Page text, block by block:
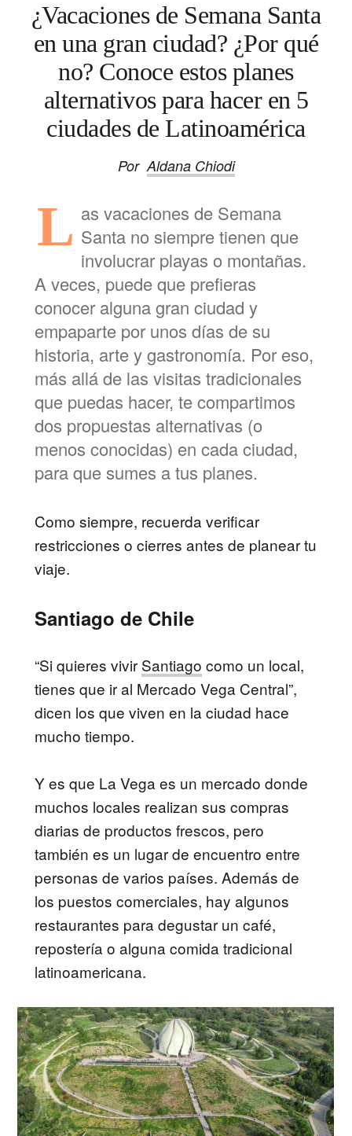
¿Vacaciones de Semana Santa
en una gran ciudad? ¿Por qué
no? Conoce estos planes
alternativos para hacer en 5
ciudades de Latinoamérica
PorAldana Chiodi
L as vacaciones de Semana
Santa no siempre tienen que
involucrar playas o montañas.
A veces, puede que prefieras
conocer alguna gran ciudad y
empaparte por unos días de su
historia, arte y gastronomía. Por eso,
más allá de las visitas tradicionales
que puedas hacer, te compartimos
dos propuestas alternativas (o
menos conocidas) en cada ciudad,
para que sumes a tus planes.
Como siempre, recuerda verificar
restricciones o cierres antes de planear tu
viaje.
Santiago de Chile
“Si quieres vivir Santiago como un local,
tienes que ir al Mercado Vega Central”,
dicen los que viven en la ciudad hace
mucho tiempo.
Y es que La Vega es un mercado donde
muchos locales realizan sus compras
diarias de productos frescos, pero
también es un lugar de encuentro entre
personas de varios países. Además de
los puestos comerciales, hay algunos
restaurantes para degustar un café,
repostería o alguna comida tradicional
latinoamericana.